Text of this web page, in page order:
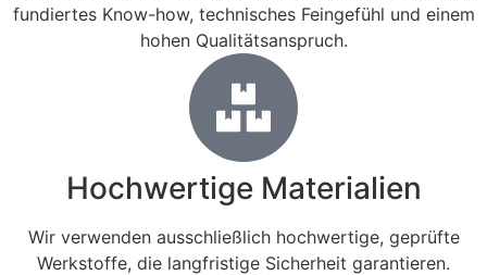
fundiertes Know-how, technisches Feingefühl und einem
hohen Qualitätsanspruch.
Hochwertige Materialien
Wir verwenden ausschließlich hochwertige, geprüfte
Werkstoffe, die langfristige Sicherheit garantieren.